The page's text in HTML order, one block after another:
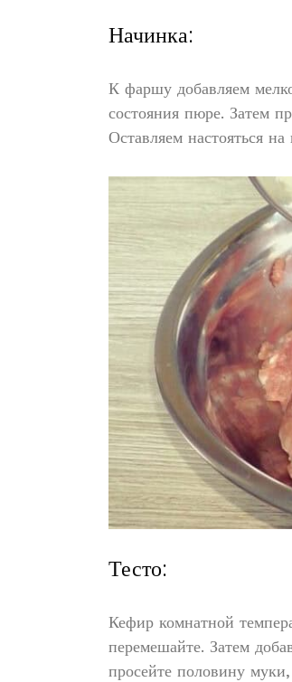
Начинка:
К фаршу добавляем
состояния пюре. Затем
Оставляем настояться
Тесто:
Кефир комнатной
перемешайте. Затем
просейте половину